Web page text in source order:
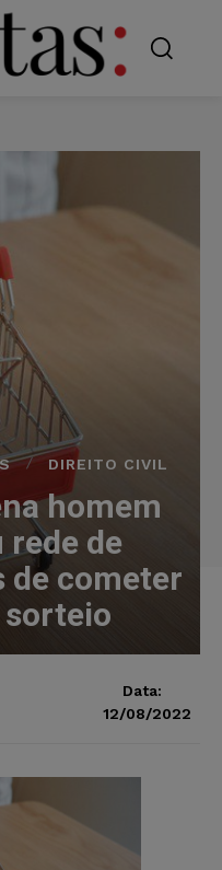
DIREITO CIVIL
homem
rede de
de cometer
Data:
12/08/2022